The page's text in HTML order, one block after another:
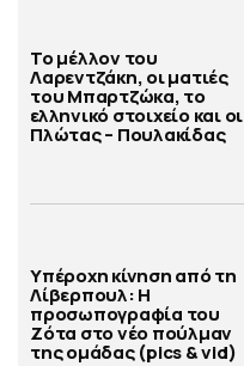
Το μέλλον του
Λαρεντζάκη, οι ματιές
του Μπαρτζώκα, το
ελληνικό στοιχείο και οι
Πλώτας – Πουλακίδας
Υπέροχη κίνηση από τη
Λίβερπουλ: Η
προσωπογραφία του
Ζότα στο νέο πούλμαν
της ομάδας (pics & vid)